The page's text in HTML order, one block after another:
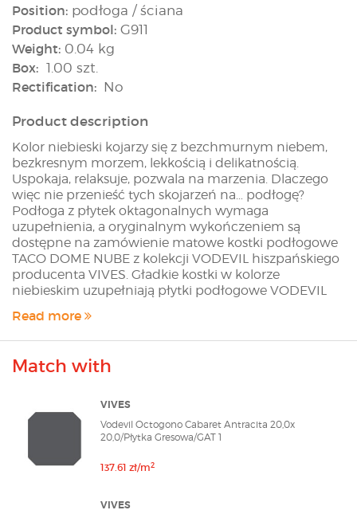
Position: podłoga / ściana
Product symbol: G911
Weight: 0.04 kg
Box: 1.00 szt.
Rectification: No
Product description
Kolor niebieski kojarzy się z bezchmurnym niebem,
bezkresnym morzem, lekkością i delikatnością.
Uspokaja, relaksuje, pozwala na marzenia. Dlaczego
więc nie przenieść tych skojarzeń na… podłogę?
Podłoga z płytek oktagonalnych wymaga
uzupełnienia, a oryginalnym wykończeniem są
dostępne na zamówienie matowe kostki podłogowe
TACO DOME NUBE z kolekcji VODEVIL hiszpańskiego
producenta VIVES. Gładkie kostki w kolorze
niebieskim uzupełniają płytki podłogowe VODEVIL
- CABARET NACAR, CABARET ANTRACITA i CABARET
HUMO, oraz niezależnie od wzoru - VARIETTE
MULTICOLOR, DIGLAS MULTICOLOR czy RITTER
ścianach w formie niezależnego deseniu. Kostki TACO
DOME w kombinacji z płytkami z serii VODEVIL
OCTOGONO stworzą retro wnętrze niczym z
modnydom24.pl oferuje Klientom wszystkie płytki z
znalazłeś interesującej Cię płytki skontaktuj się z nami
Read more
Match with
VIVES
Vodevil Octogono Cabaret Antracita 20,0x
20,0/Płytka Gresowa/GAT 1
137.61 zł/m2
VIVES